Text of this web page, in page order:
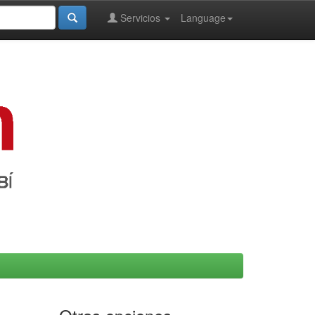
Language
Servicios